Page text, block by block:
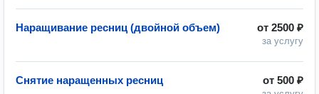
от 2500 ₽
за услугу
Наращивание ресниц (двойной объем)
от 500 ₽
Снятие наращенных ресниц